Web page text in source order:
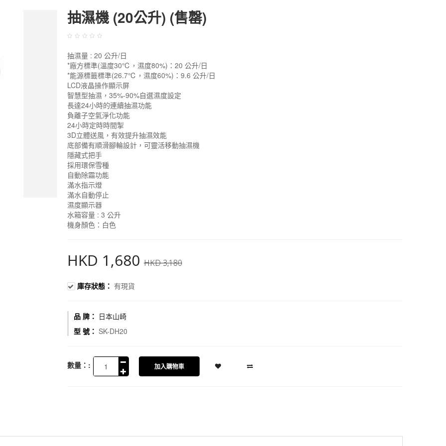
抽濕機 (20公升) (售罄)
抽濕量 : 20 公升/日
*廠方標準(溫度30℃，濕度80%)：20 公升/日
*能源標籤標準(26.7℃，濕度60%)：9.6 公升/日
LCD液晶操作顯示屏
智慧型抽濕，35%-90%自選濕度設定
長達24小時的連續抽濕功能
負離子空氣淨化功能
24小時定時時間掣
3D立體送風，有效提升抽濕效能
底部備有順滑腳輪設計，可靈活移動抽濕機
隱藏式把手
採用環保雪種
自動除霜功能
滿水指示燈
滿水自動停止
濕度顯示器
水箱容量 : 3 公升
機身顏色：白色
HKD 1,680HKD 3,180
庫存狀態： 有現貨
品 牌： 日本山崎
型 號： SK-DH20
數量：: 加入購物車